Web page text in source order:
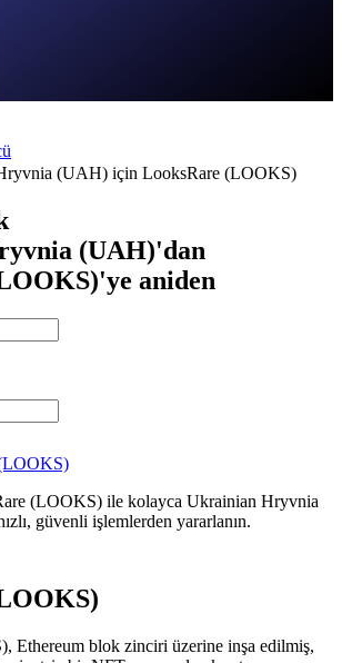
(UAH) için LooksRare (LOOKS)
(UAH)'dan
aniden
(LOOKS) ile kolayca Ukrainian Hryvnia
güvenli işlemlerden yararlanın.
Ethereum blok zinciri üzerine inşa edilmiş,